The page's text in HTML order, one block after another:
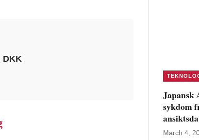
DKK
Japansk
sykdom
March 4,